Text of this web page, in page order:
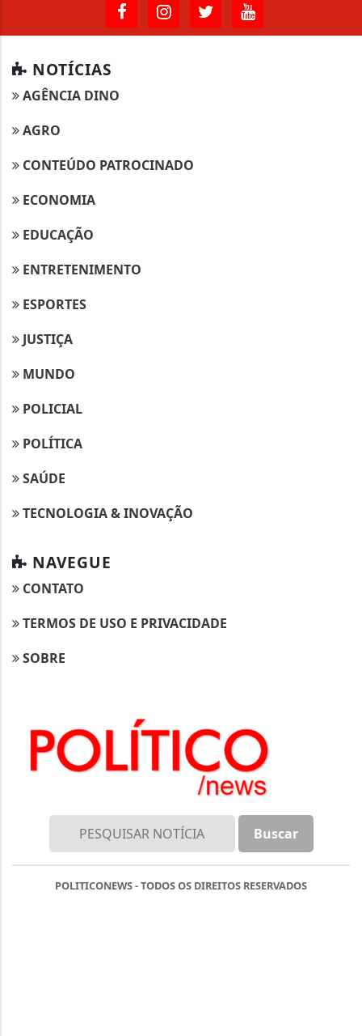
NOTÍCIAS
AGÊNCIA DINO
AGRO
CONTEÚDO PATROCINADO
ECONOMIA
EDUCAÇÃO
ENTRETENIMENTO
ESPORTES
JUSTIÇA
MUNDO
POLICIAL
POLÍTICA
SAÚDE
TECNOLOGIA & INOVAÇÃO
NAVEGUE
CONTATO
TERMOS DE USO E PRIVACIDADE
SOBRE
POLITICONEWS - TODOS OS DIREITOS RESERVADOS